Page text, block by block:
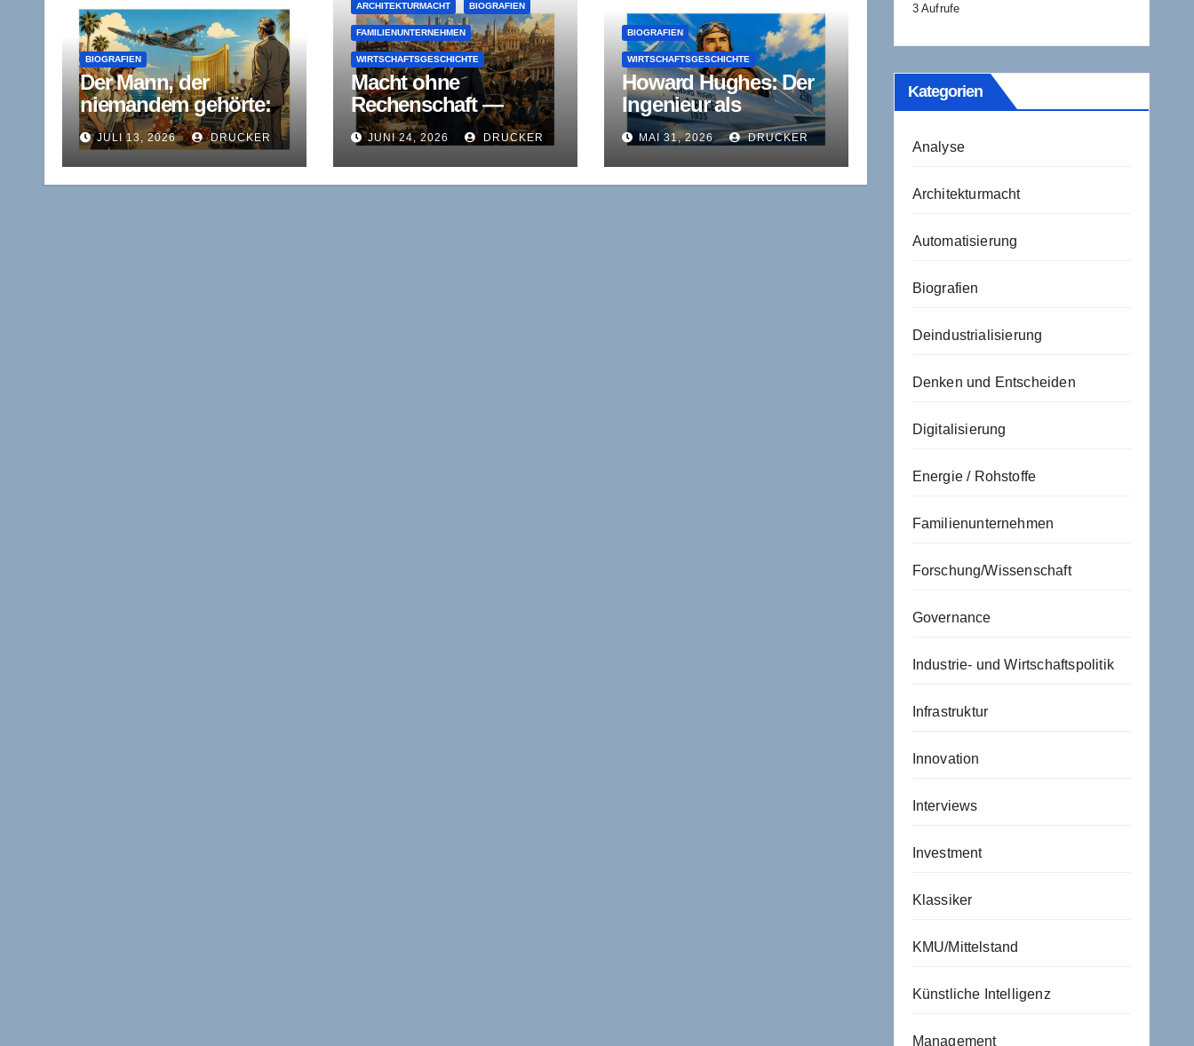
BIOGRAFIEN
Der Mann, der
niemandem gehörte:
Kirk Kerkorian und
das Prinzip der stillen
Wette
JULI 13, 2026 DRUCKER
ARCHITEKTURMACHT BIOGRAFIEN
FAMILIENUNTERNEHMEN
WIRTSCHAFTSGESCHICHTE
Macht ohne
Rechenschaft —
Gianni Agnelli und
das Ende der
klassischen
JUNI 24, 2026 DRUCKER
BIOGRAFIEN
WIRTSCHAFTSGESCHICHTE
Howard Hughes: Der
Ingenieur als
Unternehmer
MAI 31, 2026 DRUCKER
3 Aufrufe
Kategorien
Analyse
Architekturmacht
Automatisierung
Biografien
Deindustrialisierung
Denken und Entscheiden
Digitalisierung
Energie / Rohstoffe
Familienunternehmen
Forschung/Wissenschaft
Governance
Industrie- und Wirtschaftspolitik
Infrastruktur
Innovation
Interviews
Investment
Klassiker
KMU/Mittelstand
Künstliche Intelligenz
Management